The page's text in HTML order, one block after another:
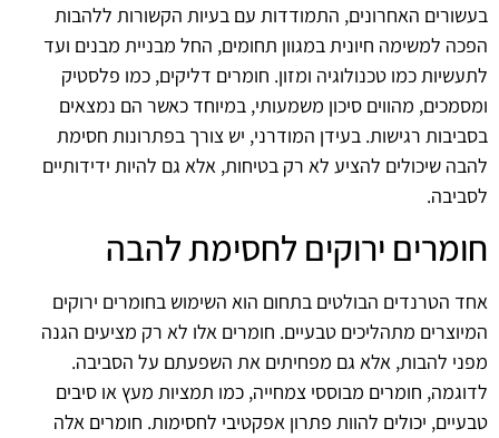
בעשורים האחרונים, התמודדות עם בעיות הקשורות ללהבות
הפכה למשימה חיונית במגוון תחומים, החל מבניית מבנים ועד
לתעשיות כמו טכנולוגיה ומזון. חומרים דליקים, כמו פלסטיק
ומסמכים, מהווים סיכון משמעותי, במיוחד כאשר הם נמצאים
בסביבות רגישות. בעידן המודרני, יש צורך בפתרונות חסימת
להבה שיכולים להציע לא רק בטיחות, אלא גם להיות ידידותיים
לסביבה.
חומרים ירוקים לחסימת להבה
אחד הטרנדים הבולטים בתחום הוא השימוש בחומרים ירוקים
המיוצרים מתהליכים טבעיים. חומרים אלו לא רק מציעים הגנה
מפני להבות, אלא גם מפחיתים את השפעתם על הסביבה.
לדוגמה, חומרים מבוססי צמחייה, כמו תמציות מעץ או סיבים
טבעיים, יכולים להוות פתרון אפקטיבי לחסימות. חומרים אלה